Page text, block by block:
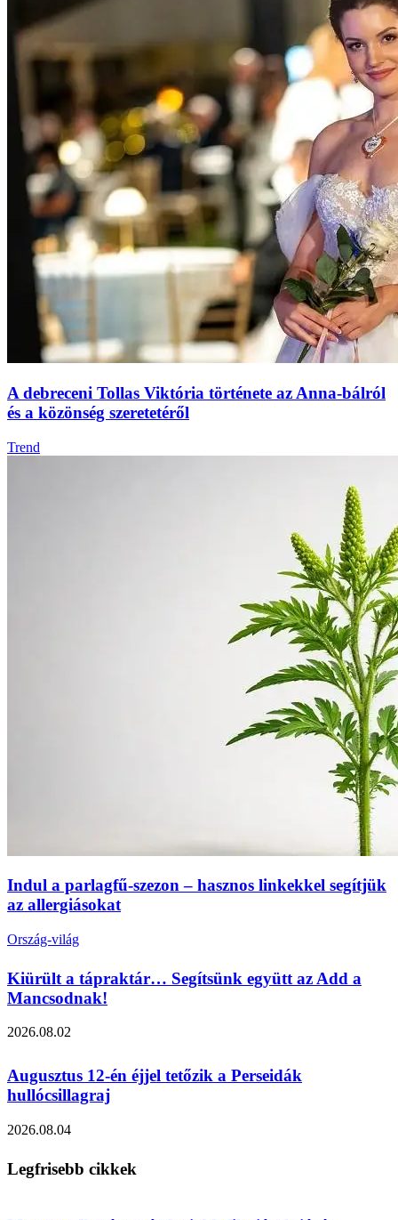
A debreceni Tollas Viktória története az Anna‑bálról
és a közönség szeretetéről
Trend
Indul a parlagfű‑szezon – hasznos linkekkel segítjük
az allergiásokat
Ország-világ
Kiürült a tápraktár… Segítsünk együtt az Add a
Mancsodnak!
2026.08.02
Augusztus 12-én éjjel tetőzik a Perseidák
hullócsillagraj
2026.08.04
Legfrisebb cikkek